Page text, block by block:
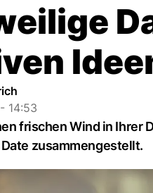
14:53
frischen Wind in Ihrer
zusammengestellt.